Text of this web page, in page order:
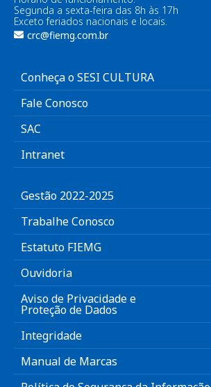
Segunda a sexta-feira das 8h às 17h
Exceto feriados nacionais e locais.
crc@fiemg.com.br
Conheça o SESI CULTURA
Fale Conosco
SAC
Intranet
Gestão 2022-2025
Trabalhe Conosco
Estatuto FIEMG
Ouvidoria
Aviso de Privacidade e
Proteção de Dados
Integridade
Manual de Marcas